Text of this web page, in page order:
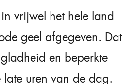
vrijwel het hele land
geel afgegeven. Dat
en beperkte
uren van de dag.